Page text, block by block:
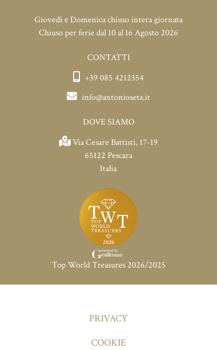
Giovedì e Domenica chiuso intera giornata
Chiuso per ferie dal 10 al 16 Agosto 2026
CONTATTI
+39 085 4212354
info@antonioseta.it
DOVE SIAMO
Via Cesare Battisti, 17-19
65122 Pescara
Italia
Top World Treasures 2026/2025
PRIVACY
COOKIE